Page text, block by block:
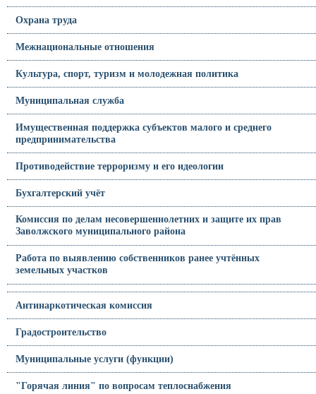
Охрана труда
Межнациональные отношения
Культура, спорт, туризм и молодежная политика
Муниципальная служба
Имущественная поддержка субъектов малого и среднего
предпринимательства
Противодействие терроризму и его идеологии
Бухгалтерский учёт
Комиссия по делам несовершеннолетних и защите их прав
Заволжского муниципального района
Работа по выявлению собственников ранее учтённых
земельных участков
Антинаркотическая комиссия
Градостроительство
Муниципальные услуги (функции)
"Горячая линия" по вопросам теплоснабжения